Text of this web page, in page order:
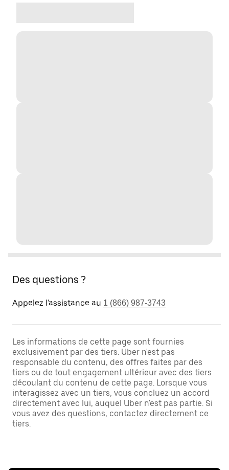
Des questions ?
Appelez l'assistance au 1 (866) 987-3743
Les informations de cette page sont fournies
exclusivement par des tiers. Uber n'est pas
responsable du contenu, des offres faites par des
tiers ou de tout engagement ultérieur avec des tiers
découlant du contenu de cette page. Lorsque vous
interagissez avec un tiers, vous concluez un accord
directement avec lui, auquel Uber n'est pas partie. Si
vous avez des questions, contactez directement ce
tiers.